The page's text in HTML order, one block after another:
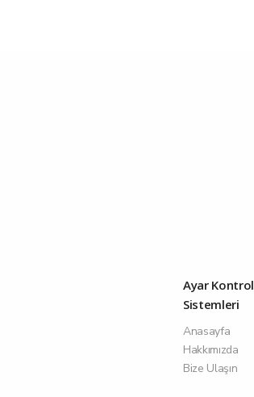
Ayar Kontrol
Sistemleri
Anasayfa
Hakkımızda
Bize Ulaşın